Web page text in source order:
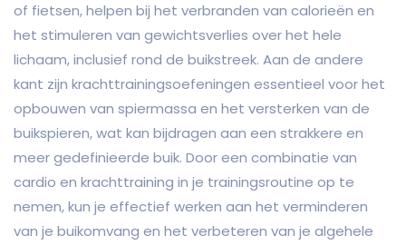
of fietsen, helpen bij het verbranden van calorieën en
het stimuleren van gewichtsverlies over het hele
lichaam, inclusief rond de buikstreek. Aan de andere
kant zijn krachttrainingsoefeningen essentieel voor het
opbouwen van spiermassa en het versterken van de
buikspieren, wat kan bijdragen aan een strakkere en
meer gedefinieerde buik. Door een combinatie van
cardio en krachttraining in je trainingsroutine op te
nemen, kun je effectief werken aan het verminderen
van je buikomvang en het verbeteren van je algehele